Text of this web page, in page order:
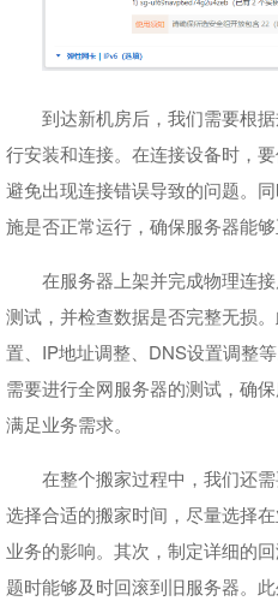
到达新机房后，我们需要根
行安装和连接。在连接设备时，
避免出现连接错误导致的问题。
施是否正常运行，确保服务器能够
在服务器上架并完成物理连
测试，并检查数据是否完整无损
置、IP地址调整、DNS设置调整
需要进行全网服务器的测试，确
满足业务需求。
在整个搬家过程中，我们还
选择合适的搬家时间，尽量选择
业务的影响。其次，制定详细的
题时能够及时回滚到旧服务器。